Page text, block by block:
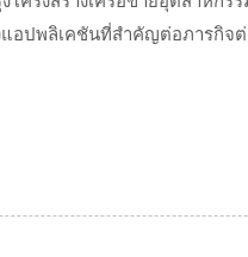
อปพลิเคชันที่สำคัญต่อภารกิจ